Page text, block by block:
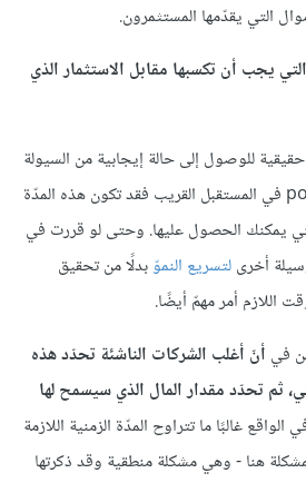
التي يقدّمها المستثمرون.
يجب أن تكسبها مقابل الاستثمار الذي
للوصول إلى حالة إيجابية من السيولة
المالية positive cash flow في المستقبل القريب فقد تكون هذه المدّة
التي يمكنك الحصول عليها. وحتى لو قررت في
أخرىلتسريع النموّبدلًا من تحقيق
اللازم أمر مهمّ أيضًا.
في أنّ أغلب الشركات الناشئة تحدّد هذه
ثم تحدّد مقدار المال الذي سيسمح لها
الواقع غالبًا ما تتراوح المدّة الزمنية اللازمة
هنا - وهي مشكلة منطقية وقد ذكرتها